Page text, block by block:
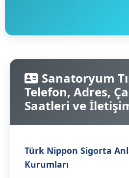
Sanatoryum
Telefon, Adres,
Saatleri ve
Türk Nippon Sigorta
Kurumları